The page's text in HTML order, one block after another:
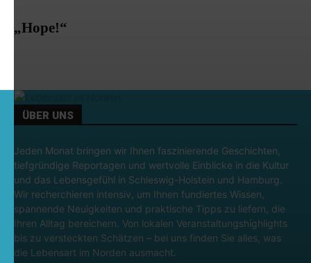
„Hope!“
ÜBER UNS
Jeden Monat bringen wir Ihnen faszinierende Geschichten,
tiefgründige Reportagen und wertvolle Einblicke in die Kultur
und das Lebensgefühl in Schleswig-Holstein und Hamburg.
Wir recherchieren intensiv, um Ihnen fundiertes Wissen,
spannende Neuigkeiten und praktische Tipps zu liefern, die
Ihren Alltag bereichern. Von lokalen Veranstaltungshighlights
bis zu versteckten Schätzen – bei uns finden Sie alles, was
die Lebensart im Norden ausmacht.